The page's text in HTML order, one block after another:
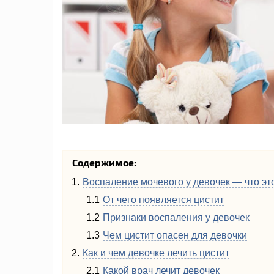
Содержимое:
Воспаление мочевого у девочек — что
От чего появляется цистит
Признаки воспаления у девочек
Чем цистит опасен для девочки
Как и чем девочке лечить цистит
Какой врач лечит девочек